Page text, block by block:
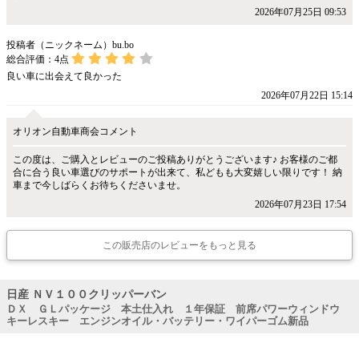
2026年07月25日 09:53
投稿者（ニックネーム）bu.bo
総合評価： 4点
良い車に出会えて良かった
2026年07月22日 15:14
オリオン自動車商会コメント
この度は、ご購入とレビューのご投稿ありがとうございます♪ お客様のご都
合に合う良い車選びのサポートが出来て、私どもも大変嬉しい限りです！ 納
車まで今しばらくお待ちくださいませ。
2026年07月23日 17:54
この販売店のレビューをもっと見る
日産 ＮＶ１００クリッパーバン
ＤＸ ＧＬパッケージ 本土仕入れ １年保証 前席パワーウィンドウ
キーレスキー エンジンオイル・バッテリー・ワイパーゴム新品